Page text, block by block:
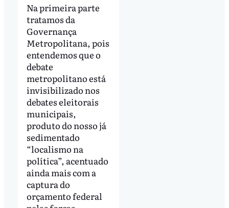
Na primeira parte
tratamos da
Governança
Metropolitana, pois
entendemos que o
debate
metropolitano está
invisibilizado nos
debates eleitorais
municipais,
produto do nosso já
sedimentado
“localismo na
política”, acentuado
ainda mais com a
captura do
orçamento federal